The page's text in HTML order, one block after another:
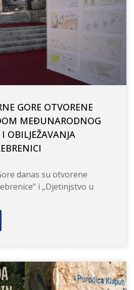
GORE OTVORENE
MEĐUNARODNOG
OBILJEŽAVANJA
danas su otvorene
i „Djetinjstvo u